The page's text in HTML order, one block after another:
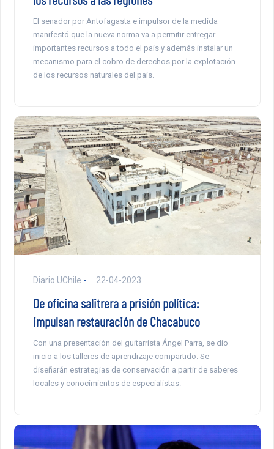
El senador por Antofagasta e impulsor de la medida
manifestó que la nueva norma va a permitir entregar
importantes recursos a todo el país y además instalar un
mecanismo para el cobro de derechos por la explotación
de los recursos naturales del país.
Diario UChile 22-04-2023
De oficina salitrera a prisión política:
impulsan restauración de Chacabuco
Con una presentación del guitarrista Ángel Parra, se dio
inicio a los talleres de aprendizaje compartido. Se
diseñarán estrategias de conservación a partir de saberes
locales y conocimientos de especialistas.